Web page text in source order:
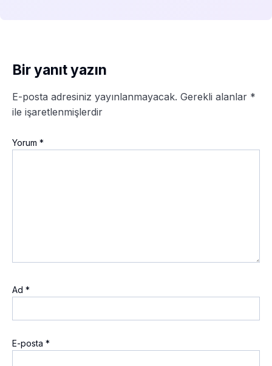
Bir yanıt yazın
E-posta adresiniz yayınlanmayacak. Gerekli alanlar *
ile işaretlenmişlerdir
Yorum *
Ad *
E-posta *